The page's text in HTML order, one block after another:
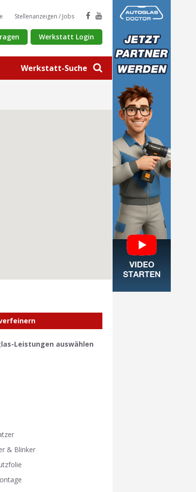
Werkstatt-Suche
Stellenanzeigen / Jobs
Werkstatt Login
Leistungen auswählen
& Blinker